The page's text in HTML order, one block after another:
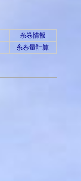
糸巻情報
糸巻量計算